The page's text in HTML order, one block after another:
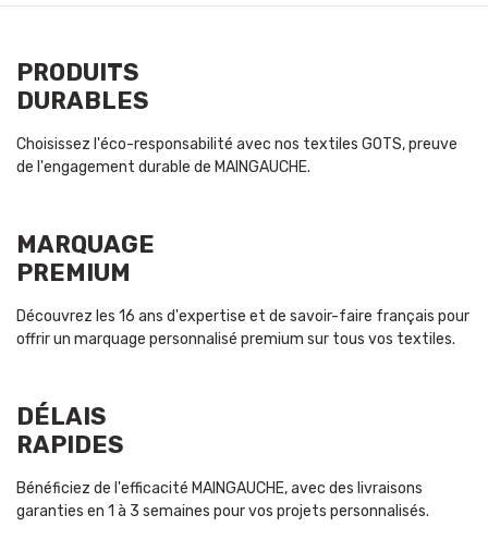
PRODUITS
DURABLES
Choisissez l'éco-responsabilité avec nos textiles GOTS, preuve
de l'engagement durable de MAINGAUCHE.
MARQUAGE
PREMIUM
Découvrez les 16 ans d'expertise et de savoir-faire français pour
offrir un marquage personnalisé premium sur tous vos textiles.
DÉLAIS
RAPIDES
Bénéficiez de l'efficacité MAINGAUCHE, avec des livraisons
garanties en 1 à 3 semaines pour vos projets personnalisés.